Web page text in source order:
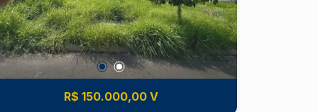
R$ 150.000,00 V